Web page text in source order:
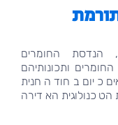
הנדסת החומרים
ותכונותיהם
כיום בחוד החנית
האדירה